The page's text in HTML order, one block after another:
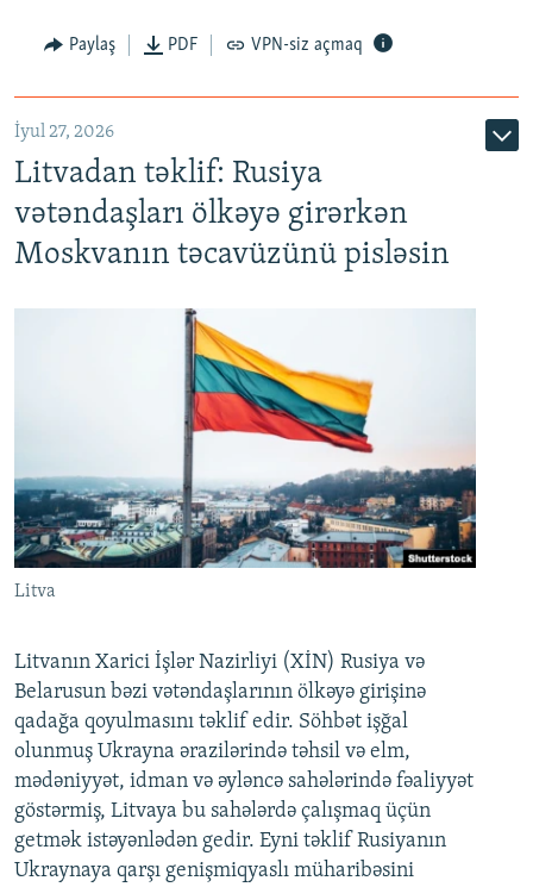
Paylaş PDF VPN-siz açmaq
İyul 27, 2026
Litvadan təklif: Rusiya
vətəndaşları ölkəyə girərkən
Moskvanın təcavüzünü pisləsin
Litva
Litvanın Xarici İşlər Nazirliyi (XİN) Rusiya və
Belarusun bəzi vətəndaşlarının ölkəyə girişinə
qadağa qoyulmasını təklif edir. Söhbət işğal
olunmuş Ukrayna ərazilərində təhsil və elm,
mədəniyyət, idman və əyləncə sahələrində fəaliyyət
göstərmiş, Litvaya bu sahələrdə çalışmaq üçün
getmək istəyənlədən gedir. Eyni təklif Rusiyanın
Ukraynaya qarşı genişmiqyaslı müharibəsini